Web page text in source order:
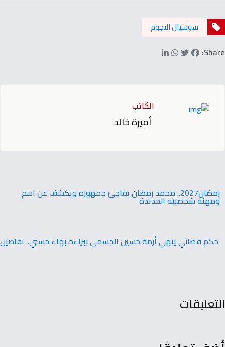
سوشيال النجوم
Share:
الكاتب
أميرة خالد
‬ومهنة‭ ‬شخصيته‭ ‬الجديدة
حكم قضائي ينهي أزمة حسين الجسمي ببراءة بهاء حسني.. تفاصيل
التعليقات